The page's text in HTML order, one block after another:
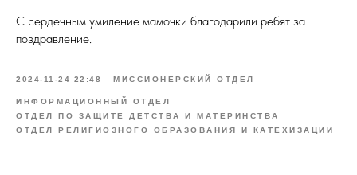
С сердечным умиление мамочки благодарили ребят за
поздравление.
2024-11-24 22:48 МИССИОНЕРСКИЙ ОТДЕЛ
ИНФОРМАЦИОННЫЙ ОТДЕЛ
ОТДЕЛ ПО ЗАЩИТЕ ДЕТСТВА И МАТЕРИНСТВА
ОТДЕЛ РЕЛИГИОЗНОГО ОБРАЗОВАНИЯ И КАТЕХИЗАЦИИ